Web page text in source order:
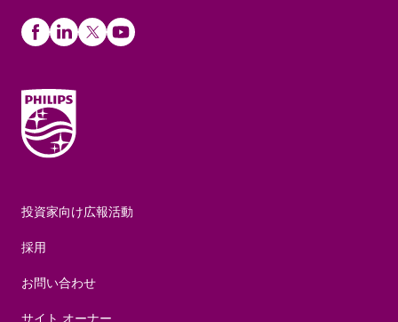
投資家向け広報活動
採用
お問い合わせ
サイト オーナー